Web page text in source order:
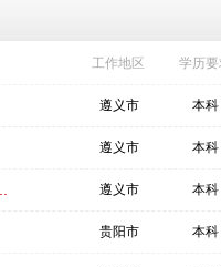
工作地区 学历
遵义市 本科
遵义市 本科
遵义市 本科
贵阳市 本科